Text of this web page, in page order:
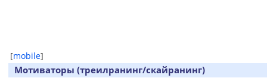
[mobile]
Мотиваторы (треилранинг/скайранинг)